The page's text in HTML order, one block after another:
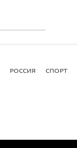
РОССИЯ СПОРТ